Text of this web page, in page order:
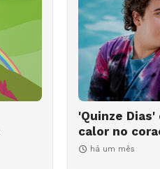
'Quinze
calor no
há um mês